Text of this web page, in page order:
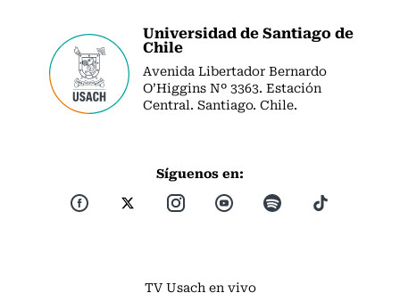
Universidad de Santiago de
Chile
Avenida Libertador Bernardo
O’Higgins Nº 3363. Estación
Central. Santiago. Chile.
Síguenos en:
TV Usach en vivo